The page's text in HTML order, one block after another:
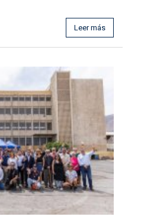
Leer más